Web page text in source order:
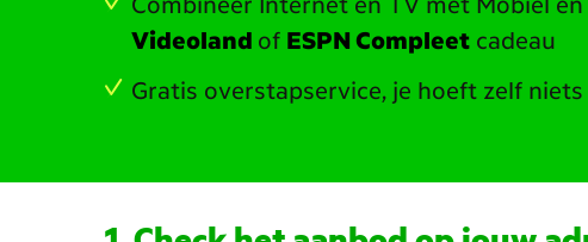
Videoland of ESPN Compleet cadeau
Gratis overstapservice, je hoeft zelf